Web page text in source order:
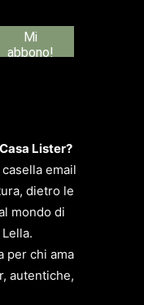
Lister?
email
dietro le
mondo di
per chi ama
autentiche,